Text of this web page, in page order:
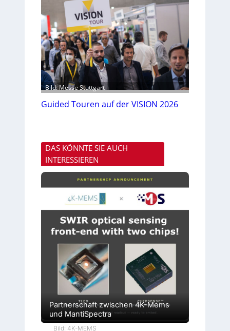
Bild: Messe Stuttgart
Guided Touren auf der VISION 2026
DAS KÖNNTE SIE AUCH
INTERESSIEREN
Partnerschaft zwischen 4K-Mems
und MantiSpectra
Bild: 4K-MEMS